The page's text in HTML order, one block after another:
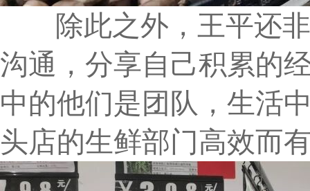
除此之外，王平还非
沟通，分享自己积累的
中的他们是团队，生活
头店的生鲜部门高效而